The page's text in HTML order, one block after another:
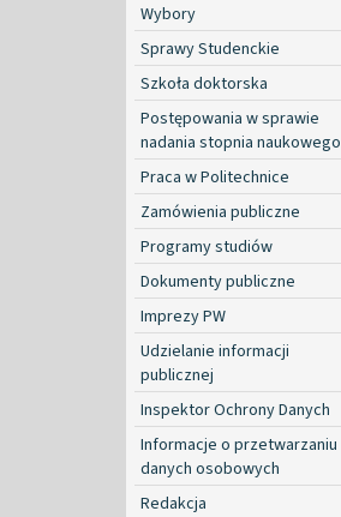
Wybory
Sprawy Studenckie
Szkoła doktorska
Postępowania w sprawie
nadania stopnia naukowego
Praca w Politechnice
Zamówienia publiczne
Programy studiów
Dokumenty publiczne
Imprezy PW
Udzielanie informacji
publicznej
Inspektor Ochrony Danych
Informacje o przetwarzaniu
danych osobowych
Redakcja